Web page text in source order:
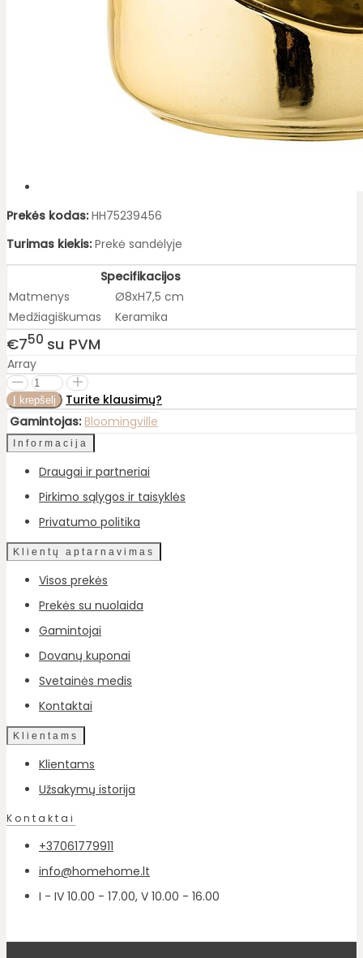
Prekės kodas: HH75239456
Turimas kiekis: Prekė sandėlyje
Specifikacijos
Matmenys
Ø8xH7,5 cm
Medžiagiškumas
Keramika
€750 su PVM
Array
Turite klausimų?
Gamintojas: Bloomingville
Informacija
Draugai ir partneriai
Pirkimo sąlygos ir taisyklės
Privatumo politika
Klientų aptarnavimas
Visos prekės
Prekės su nuolaida
Gamintojai
Dovanų kuponai
Svetainės medis
Kontaktai
Klientams
Klientams
Užsakymų istorija
Kontaktai
+37061779911
info@homehome.lt
I - IV 10.00 - 17.00, V 10.00 - 16.00